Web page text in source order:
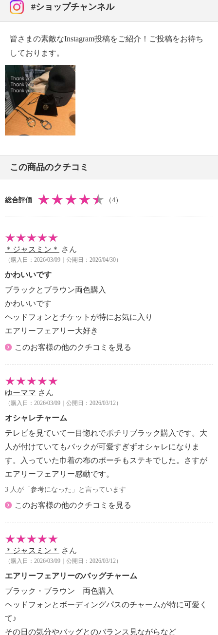
・タテ：約１５ｃｍ
・ヨコ：約５ｃｍ
＜ヘッドホン＞
・タテ：約７．５ｃｍ
・ヨコ：約３．５ｃｍ
・高さ（厚み）：約２ｃｍ
＜編み込みロープ＞
・タテ：約１９ｃｍ
・ヨコ：約１．７ｃｍ
・高さ（厚み）：約１ｃｍ
【重さ】
ト］約１９．８ｇ、［ヘッドホン］約７．９ｇ、［編
み込みロープ］約５ｇ
【個体差あり】
・個体差あり
#ショップチャンネル
皆さまの素敵なInstagram投稿をご紹介！ご投稿をお待ち
しております。
この商品のクチコミ
総合評価 （4）
＊ジャスミン＊ さん
（購入日：2026/03/09｜公開日：2026/04/30）
かわいいです
ブラックとブラウン両色購入
かわいいです
ヘッドフォンとチケットが特にお気に入り
エアリーフェアリー大好き
このお客様の他のクチコミを見る
ゆーママ さん
（購入日：2026/03/09｜公開日：2026/03/12）
オシャレチャーム
テレビを見ていて一目惚れでポチリブラック購入です。大
人が付けていてもバックが可愛すぎずオシャレになりま
す。入っていた巾着の布のポーチもステキでした。さすが
エアリーフェアリー感動です。
3 人が「参考になった」と言っています
このお客様の他のクチコミを見る
＊ジャスミン＊ さん
（購入日：2026/03/09｜公開日：2026/03/12）
エアリーフェアリーのバッグチャーム
ブラック・ブラウン 両色購入
ヘッドフォンとボーディングパスのチャームが特に可愛く
て♪
その日の気分やバッグとのバランス見ながらなど